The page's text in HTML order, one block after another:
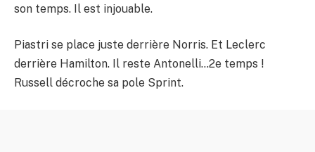
son temps. Il est injouable.
Piastri se place juste derrière Norris. Et Leclerc
derrière Hamilton. Il reste Antonelli…2e temps !
Russell décroche sa pole Sprint.